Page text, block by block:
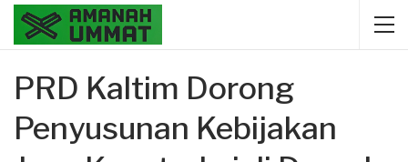
PRD Kaltim Dorong
Penyusunan Kebijakan